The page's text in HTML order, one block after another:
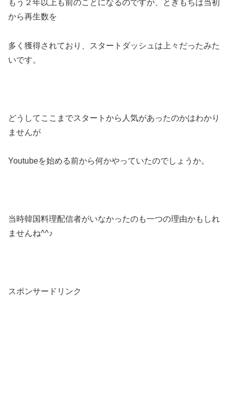
もう２年以上も前のことになるのですが、とぎもちは当初
から再生数を
多く獲得されており、スタートダッシュは上々だったみた
いです。
どうしてここまでスタートから人気があったのかはわかり
ませんが
Youtubeを始める前から何かやっていたのでしょうか。
当時韓国料理配信者がいなかったのも一つの理由かもしれ
ませんね^^♪
スポンサードリンク